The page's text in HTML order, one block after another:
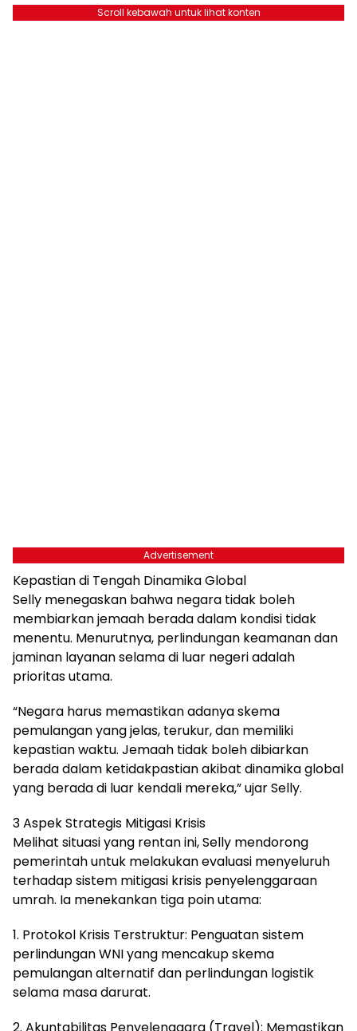
Scroll kebawah untuk lihat konten
Advertisement
Kepastian di Tengah Dinamika Global
Selly menegaskan bahwa negara tidak boleh
membiarkan jemaah berada dalam kondisi tidak
menentu. Menurutnya, perlindungan keamanan dan
jaminan layanan selama di luar negeri adalah
prioritas utama.
“Negara harus memastikan adanya skema
pemulangan yang jelas, terukur, dan memiliki
kepastian waktu. Jemaah tidak boleh dibiarkan
berada dalam ketidakpastian akibat dinamika global
yang berada di luar kendali mereka,” ujar Selly.
3 Aspek Strategis Mitigasi Krisis
Melihat situasi yang rentan ini, Selly mendorong
pemerintah untuk melakukan evaluasi menyeluruh
terhadap sistem mitigasi krisis penyelenggaraan
umrah. Ia menekankan tiga poin utama:
1. Protokol Krisis Terstruktur: Penguatan sistem
perlindungan WNI yang mencakup skema
pemulangan alternatif dan perlindungan logistik
selama masa darurat.
2. Akuntabilitas Penyelenggara (Travel): Memastikan